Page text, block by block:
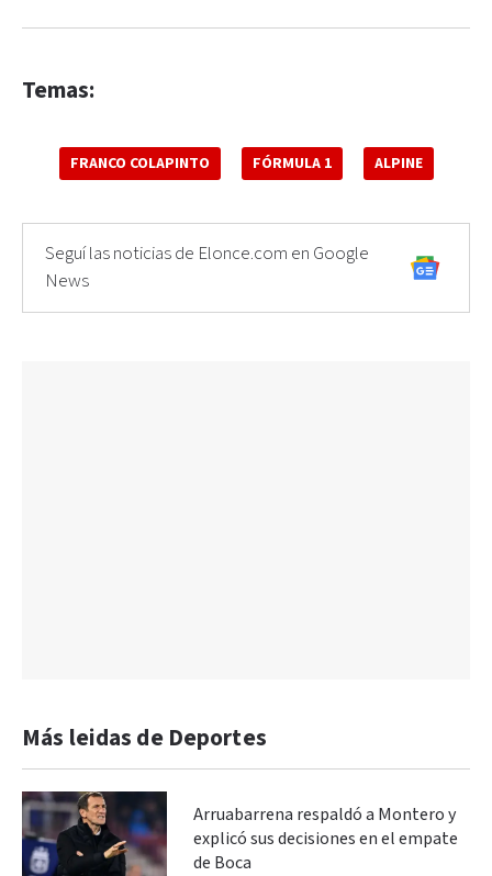
Temas:
FRANCO COLAPINTO FÓRMULA 1 ALPINE
Seguí las noticias de Elonce.com en Google
News
Más leidas de Deportes
Arruabarrena respaldó a Montero y
explicó sus decisiones en el empate
de Boca